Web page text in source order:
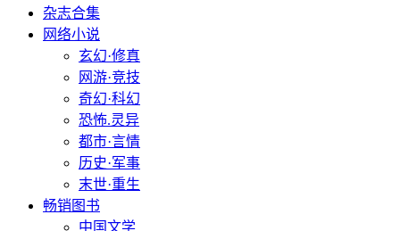
杂志合集
网络小说
玄幻·修真
网游·竞技
奇幻·科幻
恐怖.灵异
都市·言情
历史·军事
末世·重生
畅销图书
中国文学